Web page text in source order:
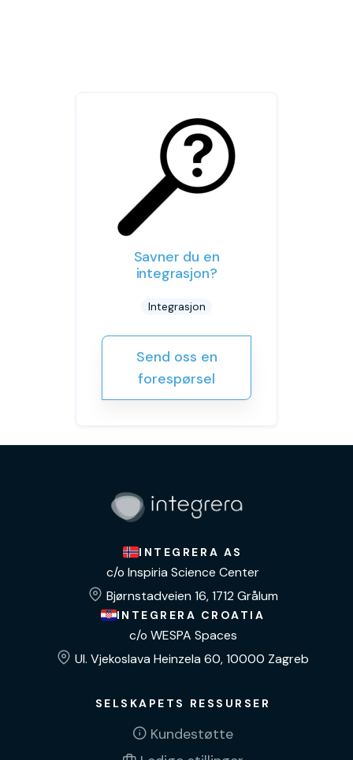
Savner du en
integrasjon?
Integrasjon
Send oss en
forespørsel
INTEGRERA AS
c/o Inspiria Science Center
Bjørnstadveien 16, 1712 Grålum
INTEGRERA CROATIA
c/o WESPA Spaces
Ul. Vjekoslava Heinzela 60, 10000 Zagreb
SELSKAPETS RESSURSER
Kundestøtte